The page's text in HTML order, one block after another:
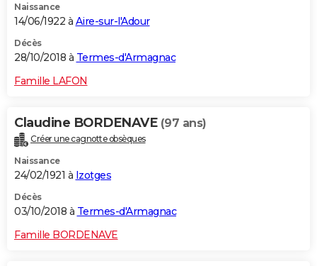
Naissance
14/06/1922 à Aire-sur-l'Adour
Décès
28/10/2018 à Termes-d'Armagnac
Famille LAFON
Claudine BORDENAVE (97 ans)
Créer une cagnotte obsèques
Naissance
24/02/1921 à Izotges
Décès
03/10/2018 à Termes-d'Armagnac
Famille BORDENAVE